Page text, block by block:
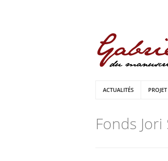
ACTUALITÉS
Fonds